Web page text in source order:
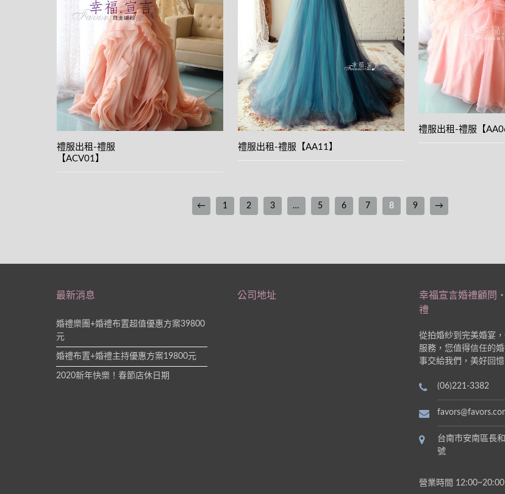
View
details
禮服出租-禮服
【ACV01】
View
details
禮服出租-禮服【AA11】
禮服出租-禮服【
← 1 2 3 … 5 6 7 8 9 →
最新消息
婚禮樂團+婚禮布置超值優惠方案39800
元
婚禮布置+婚禮主持優惠方案19800元
2020新年快樂！春節店休日期
公司地址
幸福宣言婚禮顧問
禮
從拍婚紗到完美婚宴
服務，您值得信任的
事交給我們，美好回憶
(06)221-3382
台南市安南區長
號
營業時間